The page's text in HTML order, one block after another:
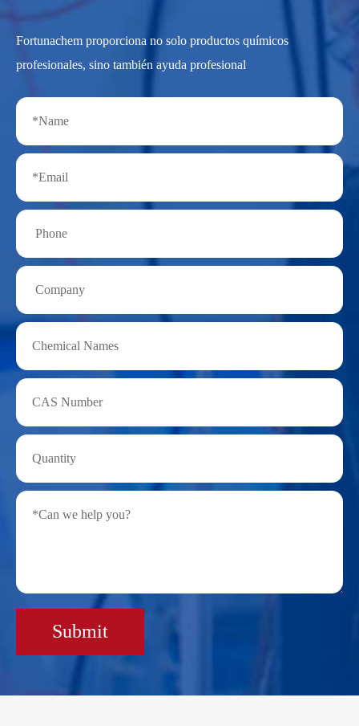
Fortunachem proporciona no solo productos químicos
profesionales, sino también ayuda profesional
Submit